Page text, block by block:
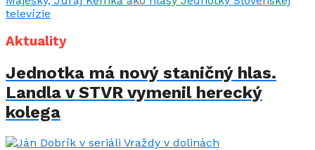
Aktuality
Jednotka má nový staničný hlas.
Landla v STVR vymenil herecký
kolega